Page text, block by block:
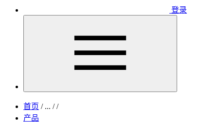
登录
首页 /... / /
产品